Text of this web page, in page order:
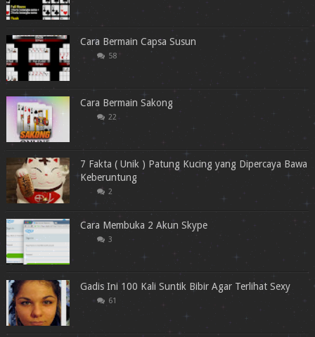
Cara Bermain Capsa Susun
58
Cara Bermain Sakong
22
7 Fakta ( Unik ) Patung Kucing yang Dipercaya Bawa
Keberuntung
2
Cara Membuka 2 Akun Skype
3
Gadis Ini 100 Kali Suntik Bibir Agar Terlihat Sexy
61